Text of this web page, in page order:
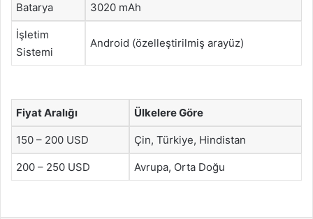
Batarya 3020 mAh
İşletim
Sistemi
Android (özelleştirilmiş arayüz)
Fiyat Aralığı Ülkelere Göre
150 – 200 USD Çin, Türkiye, Hindistan
200 – 250 USD Avrupa, Orta Doğu